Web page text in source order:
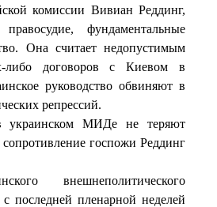
комиссии Вивиан Реддинг,
правосудие, фундаментальные
Она считает недопустимым
либо договоров с Киевом в
руководство обвиняют в
репрессий.
МИДе не теряют
госпожи Реддинг
внешнеполитического
с последней пленарной неделей